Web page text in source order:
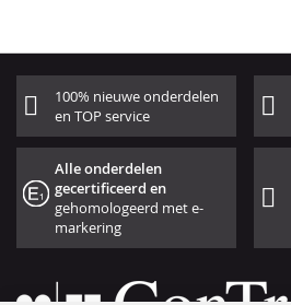
100% nieuwe onderdelen
en TOP service
Alle onderdelen
gecertificeerd en
gehomologeerd met e-
markering